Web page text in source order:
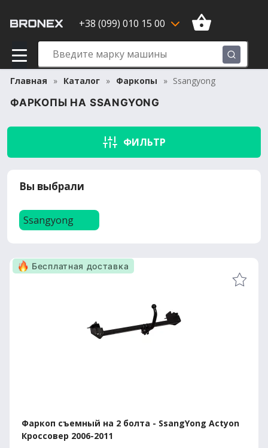
+38 (099) 010 15 00
Главная Каталог Фаркопы Ssangyong
ФАРКОПЫ НА SSANGYONG
ФИЛЬТР
Вы выбрали
Ssangyong
Фаркоп съемный на 2 болта - SsangYong Actyon
Кроссовер 2006-2011
Бесплатная доставка